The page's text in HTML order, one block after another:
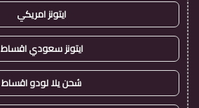
ايتونز امريكي
ايتونز سعودي اقساط
شحن يلا لودو اقساط